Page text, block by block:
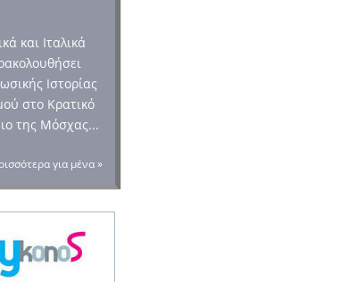
και Ιταλικά
Ιστορίας
στο Κρατικό
της Μόσχας...
για μένα »